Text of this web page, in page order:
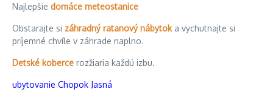
Najlepšie domáce meteostanice
Obstarajte si záhradný ratanový nábytoka vychutnajte si
príjemné chvíle v záhrade naplno.
Detské koberce rozžiaria každú izbu.
ubytovanie Chopok Jasná